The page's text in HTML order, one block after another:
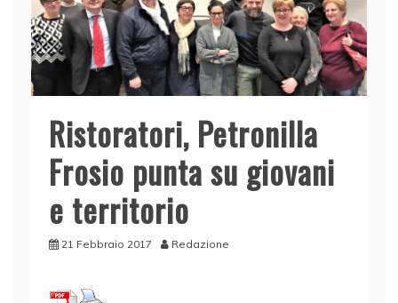
Ristoratori, Petronilla
Frosio punta su giovani
e territorio
21 Febbraio 2017 Redazione